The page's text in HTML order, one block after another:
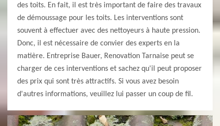
des toits. En fait, il est très important de faire des travaux
de démoussage pour les toits. Les interventions sont
souvent à effectuer avec des nettoyeurs à haute pression.
Donc, il est nécessaire de convier des experts en la
matière. Entreprise Bauer, Renovation Tarnaise peut se
charger de ces interventions et sachez qu'il peut proposer
des prix qui sont très attractifs. Si vous avez besoin
d'autres informations, veuillez lui passer un coup de fil.